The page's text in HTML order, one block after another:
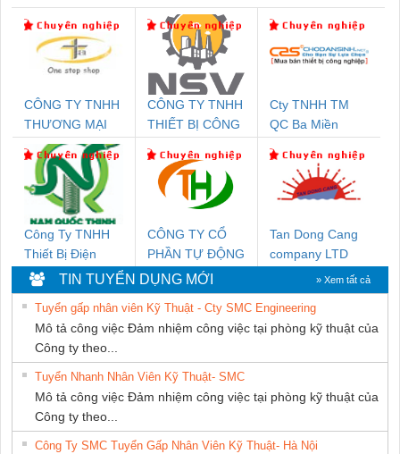
CÔNG TY TNHH
THƯƠNG MẠI
THIÊN ÂN VIỆT
NAM
CÔNG TY TNHH
THIẾT BỊ CÔNG
SETSUBI VIỆT
NAM
Cty TNHH TM
QC Ba Miền
Công Ty TNHH
Thiết Bị Điện
Nam Quốc Thịnh
CÔNG TY CỔ
PHẦN TỰ ĐỘNG
TIẾN HƯNG
Tan Dong Cang
company LTD
TIN TUYỂN DỤNG MỚI » Xem tất cả
Tuyển gấp nhân viên Kỹ Thuật - Cty SMC Engineering
Mô tả công việc Đảm nhiệm công việc tại phòng kỹ thuật của
Công ty theo...
Tuyển Nhanh Nhân Viên Kỹ Thuật- SMC
Mô tả công việc Đảm nhiệm công việc tại phòng kỹ thuật của
Công ty theo...
Công Ty SMC Tuyển Gấp Nhân Viên Kỹ Thuật- Hà Nội